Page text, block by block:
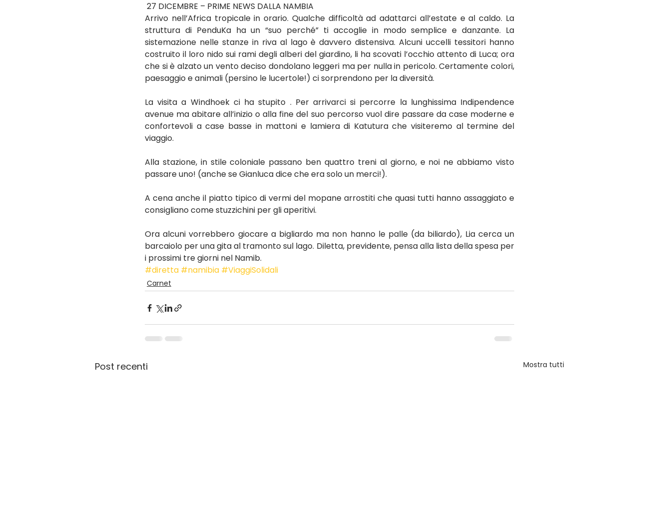
27 DICEMBRE – PRIME NEWS DALLA NAMBIA
Arrivo nell’Africa tropicale in orario. Qualche difficoltà ad adattarci all’estate e al caldo. La
struttura di PenduKa ha un “suo perché” ti accoglie in modo semplice e danzante. La
sistemazione nelle stanze in riva al lago è davvero distensiva. Alcuni uccelli tessitori hanno
costruito il loro nido sui rami degli alberi del giardino, li ha scovati l’occhio attento di Luca; ora
che si è alzato un vento deciso dondolano leggeri ma per nulla in pericolo. Certamente colori,
paesaggio e animali (persino le lucertole!) ci sorprendono per la diversità.
La visita a Windhoek ci ha stupito . Per arrivarci si percorre la lunghissima Indipendence
avenue ma abitare all’inizio o alla fine del suo percorso vuol dire passare da case moderne e
confortevoli a case basse in mattoni e lamiera di Katutura che visiteremo al termine del
viaggio.
Alla stazione, in stile coloniale passano ben quattro treni al giorno, e noi ne abbiamo visto
passare uno! (anche se Gianluca dice che era solo un merci!).
A cena anche il piatto tipico di vermi del mopane arrostiti che quasi tutti hanno assaggiato e
consigliano come stuzzichini per gli aperitivi.
Ora alcuni vorrebbero giocare a bigliardo ma non hanno le palle (da biliardo), Lia cerca un
barcaiolo per una gita al tramonto sul lago. Diletta, previdente, pensa alla lista della spesa per
i prossimi tre giorni nel Namib.
#diretta #namibia #ViaggiSolidali
Carnet
Post recenti Mostra tutti